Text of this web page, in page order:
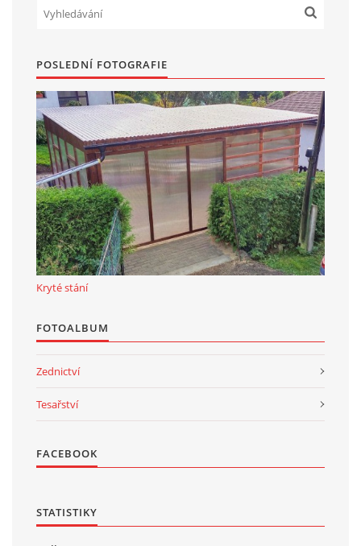
www.zete.cz | Nahoru ↑
POSLEDNÍ FOTOGRAFIE
Kryté stání
FOTOALBUM
Zednictví
Tesařství
FACEBOOK
STATISTIKY